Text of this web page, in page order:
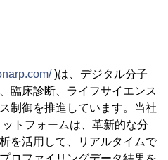
)は、デジタル分子
臨床診断、ライフサイエンス
制御を推進しています。当社
トフォームは、革新的な分
を活用して、リアルタイムで